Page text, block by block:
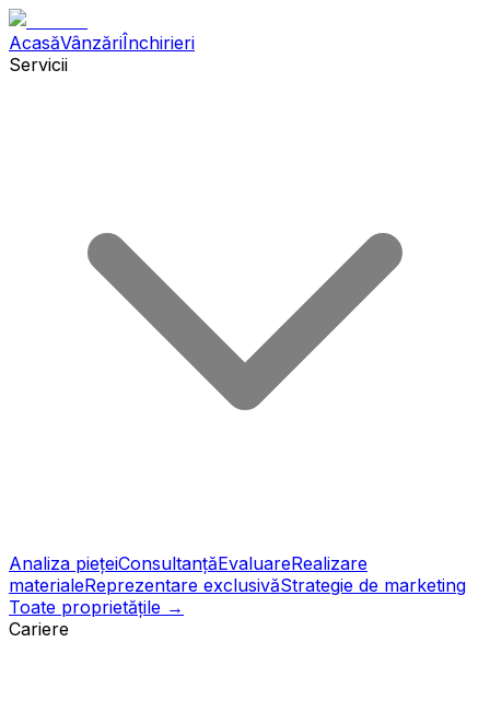
AcasăVânzăriÎnchirieri
Servicii
Analiza piețeiConsultanțăEvaluareRealizare
materialeReprezentare exclusivăStrategie de marketing
Toate proprietățile →
Cariere